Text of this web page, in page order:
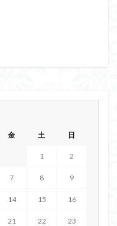
金 土 日
1 2
7 8 9
14 15 16
21 22 23